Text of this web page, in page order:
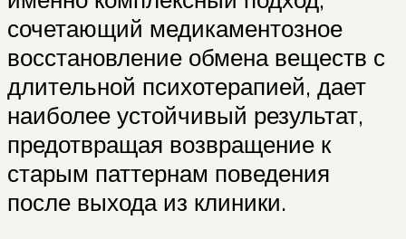
сочетающий медикаментозное
восстановление обмена веществ с
длительной психотерапией, дает
наиболее устойчивый результат,
предотвращая возвращение к
старым паттернам поведения
после выхода из клиники.